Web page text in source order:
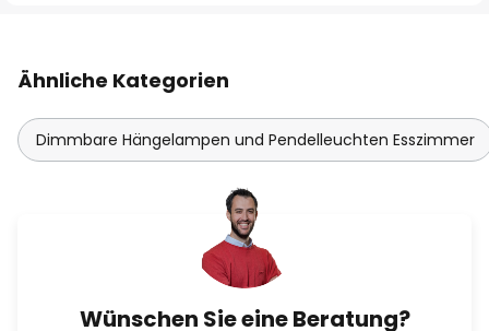
Ähnliche Kategorien
Dimmbare Hängelampen und Pendelleuchten Esszimmer
Wünschen Sie eine Beratung?